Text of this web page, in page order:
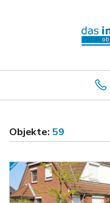
Objekte: 59